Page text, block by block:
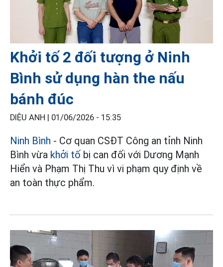
Khởi tố 2 đối tượng ở Ninh
Bình sử dụng hàn the nấu
bánh đúc
DIỆU ANH | 01/06/2026 - 15:35
Ninh Bình - Cơ quan CSĐT Công an tỉnh Ninh
Bình vừa khởi tố bị can đối với Dương Mạnh
Hiển và Phạm Thị Thu vì vi phạm quy định về
an toàn thực phẩm.